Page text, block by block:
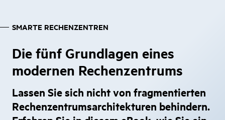
SMARTE RECHENZENTREN
Die fünf Grundlagen eines
modernen Rechenzentrums
Lassen Sie sich nicht von fragmentierten
Rechenzentrumsarchitekturen behindern.